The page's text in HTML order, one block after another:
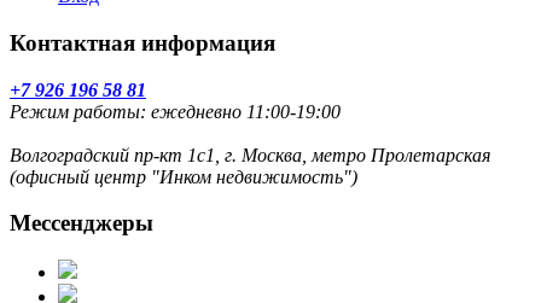
Контактная информация
+7 926 196 58 81
Режим работы: ежедневно 11:00-19:00
Волгоградский пр-кт 1с1, г. Москва, метро Пролетарская
(офисный центр "Инком недвижимость")
Мессенджеры